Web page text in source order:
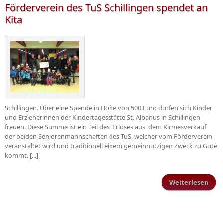
Förderverein des TuS Schillingen spendet an
Kita
Schillingen. Über eine Spende in Höhe von 500 Euro dürfen sich Kinder
und Erzieherinnen der Kindertagesstätte St. Albanus in Schillingen
freuen. Diese Summe ist ein Teil des Erlöses aus dem Kirmesverkauf
der beiden Seniorenmannschaften des TuS, welcher vom Förderverein
veranstaltet wird und traditionell einem gemeinnützigen Zweck zu Gute
kommt. [...]
Weiterlesen